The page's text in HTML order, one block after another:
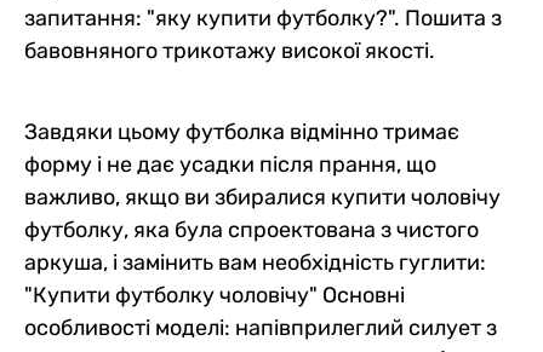
запитання: "яку купити футболку?". Пошита з
бавовняного трикотажу високої якості.
Завдяки цьому футболка відмінно тримає
форму і не дає усадки після прання, що
важливо, якщо ви збиралися купити чоловічу
футболку, яка була спроектована з чистого
аркуша, і замінить вам необхідність гуглити:
"Купити футболку чоловічу" Основні
особливості моделі: напівприлеглий силует з